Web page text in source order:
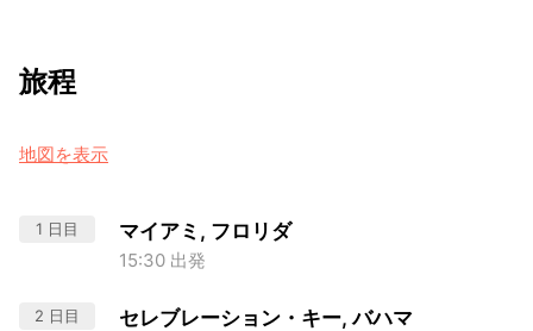
旅程
地図を表示
1 日目 マイアミ, フロリダ
15:30 出発
2 日目 セレブレーション・キー, バハマ